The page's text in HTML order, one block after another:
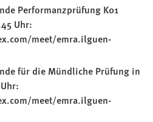
Performanzprüfung K01
Uhr:
meet/emra.ilguen-
für die Mündliche Prüfung in
meet/emra.ilguen-